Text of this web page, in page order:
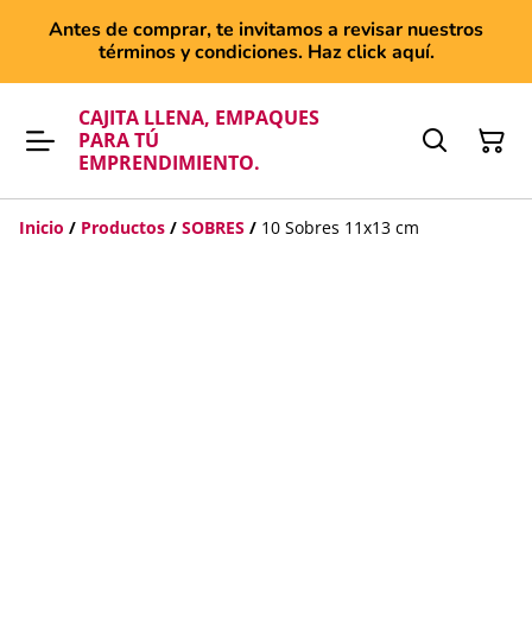
Antes de comprar, te invitamos a revisar nuestros
términos y condiciones. Haz click aquí.
CAJITA LLENA, EMPAQUES
PARA TÚ
EMPRENDIMIENTO.
Inicio / Productos / SOBRES / 10 Sobres 11x13 cm